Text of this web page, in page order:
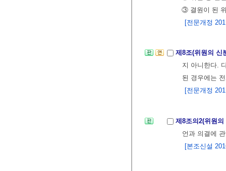
③ 결원이 된
[전문개정
제8조(위원의 신
지 아니한다.
된 경우에는
[전문개정
제8조의2(위원
언과 의결에
[본조신설